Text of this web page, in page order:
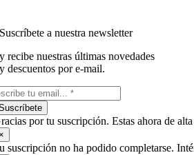
Suscríbete a nuestra newsletter
y recibe nuestras últimas novedades
y descuentos por e-mail.
por tu suscripción. Estas ahora de
suscripción no ha podido completarse.